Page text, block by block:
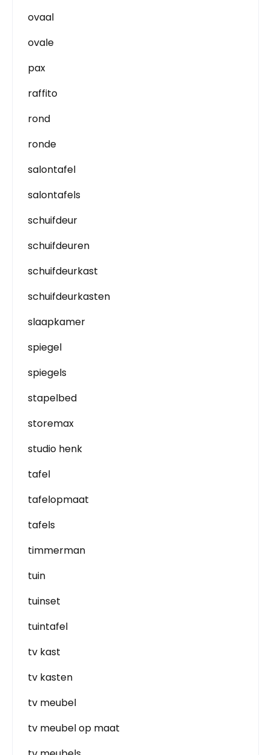
ovaal
ovale
pax
raffito
rond
ronde
salontafel
salontafels
schuifdeur
schuifdeuren
schuifdeurkast
schuifdeurkasten
slaapkamer
spiegel
spiegels
stapelbed
storemax
studio henk
tafel
tafelopmaat
tafels
timmerman
tuin
tuinset
tuintafel
tv kast
tv kasten
tv meubel
tv meubel op maat